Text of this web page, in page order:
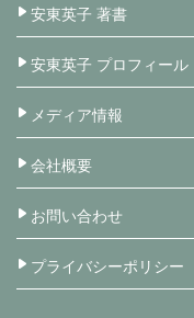
安東英子 著書
安東英子 プロフィール
メディア情報
会社概要
お問い合わせ
プライバシーポリシー